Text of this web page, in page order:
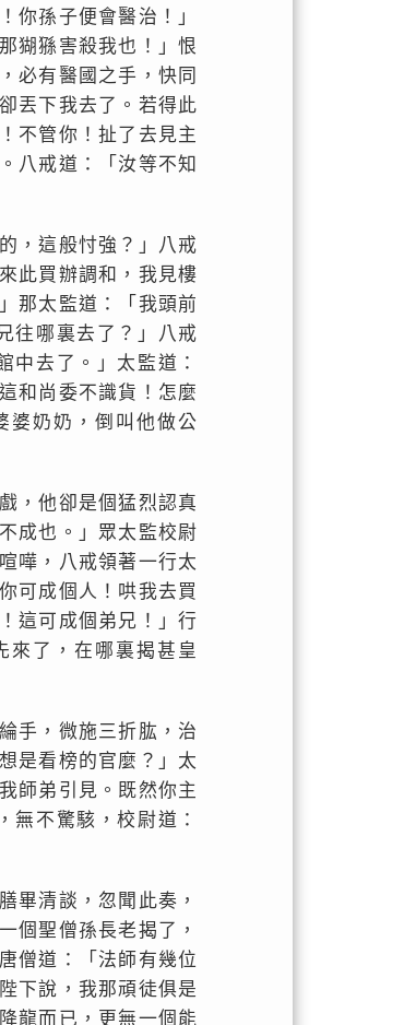
你孫子便會醫治！」
猢猻害殺我也！」恨
必有醫國之手，快同
丟下我去了。若得此
不管你！扯了去見主
八戒道：「汝等不知
，這般忖強？」八戒
此買辦調和，我見樓
那太監道：「我頭前
往哪裏去了？」八戒
中去了。」太監道：
和尚委不識貨！怎麼
婆奶奶，倒叫他做公
，他卻是個猛烈認真
成也。」眾太監校尉
嘩，八戒領著一行太
可成個人！哄我去買
這可成個弟兄！」行
來了，在哪裏揭甚皇
手，微施三折肱，治
是看榜的官麼？」太
師弟引見。既然你主
無不驚駭，校尉道：
畢清談，忽聞此奏，
個聖僧孫長老揭了，
僧道：「法師有幾位
下說，我那頑徒俱是
龍而已，更無一個能